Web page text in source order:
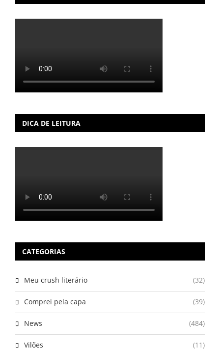
DICA DE LEITURA
CATEGORIAS
Meu crush literário (32)
Comprei pela capa (39)
News (484)
Vilões (11)